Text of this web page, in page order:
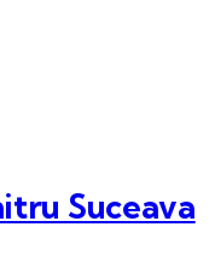
Suceava